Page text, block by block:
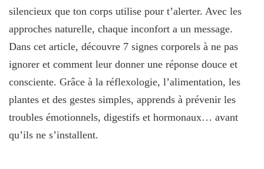
silencieux que ton corps utilise pour t’alerter. Avec les
approches naturelle, chaque inconfort a un message.
Dans cet article, découvre 7 signes corporels à ne pas
ignorer et comment leur donner une réponse douce et
consciente. Grâce à la réflexologie, l’alimentation, les
plantes et des gestes simples, apprends à prévenir les
troubles émotionnels, digestifs et hormonaux… avant
qu’ils ne s’installent.